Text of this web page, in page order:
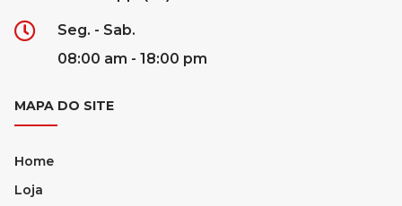
Seg. - Sab.
08:00 am - 18:00 pm
MAPA DO SITE
Home
Loja